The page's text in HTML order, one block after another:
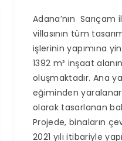
Adana’nın Sarıçam
villasının tüm
işlerinin yapımına
1392 m² inşaat
oluşmaktadır. Ana
eğiminden
olarak tasarlanan
Projede, binaların
2021 yılı itibariyle